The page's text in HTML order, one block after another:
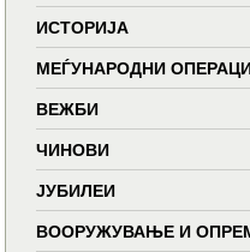
ИСТОРИЈА
МЕЃУНАРОДНИ
ВЕЖБИ
ЧИНОВИ
ЈУБИЛЕИ
ВООРУЖУВАЊЕ И